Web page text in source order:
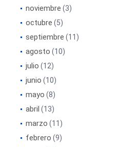
noviembre (3)
octubre (5)
septiembre (11)
agosto (10)
julio (12)
junio (10)
mayo (8)
abril (13)
marzo (11)
febrero (9)